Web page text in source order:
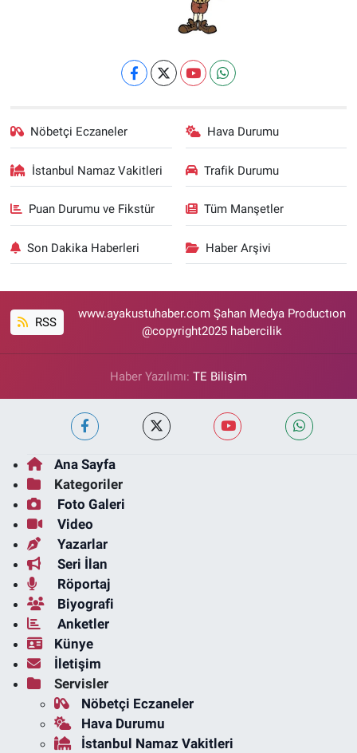
Nöbetçi Eczaneler Hava Durumu
İstanbul Namaz Vakitleri Trafik Durumu
Puan Durumu ve Fikstür Tüm Manşetler
Son Dakika Haberleri Haber Arşivi
RSS
www.ayakustuhaber.com Şahan Medya Productıon
@copyright2025 habercilik
Haber Yazılımı: TE Bilişim
Ana Sayfa
Kategoriler
Foto Galeri
Video
Yazarlar
Seri İlan
Röportaj
Biyografi
Anketler
Künye
İletişim
Servisler
Nöbetçi Eczaneler
Hava Durumu
İstanbul Namaz Vakitleri